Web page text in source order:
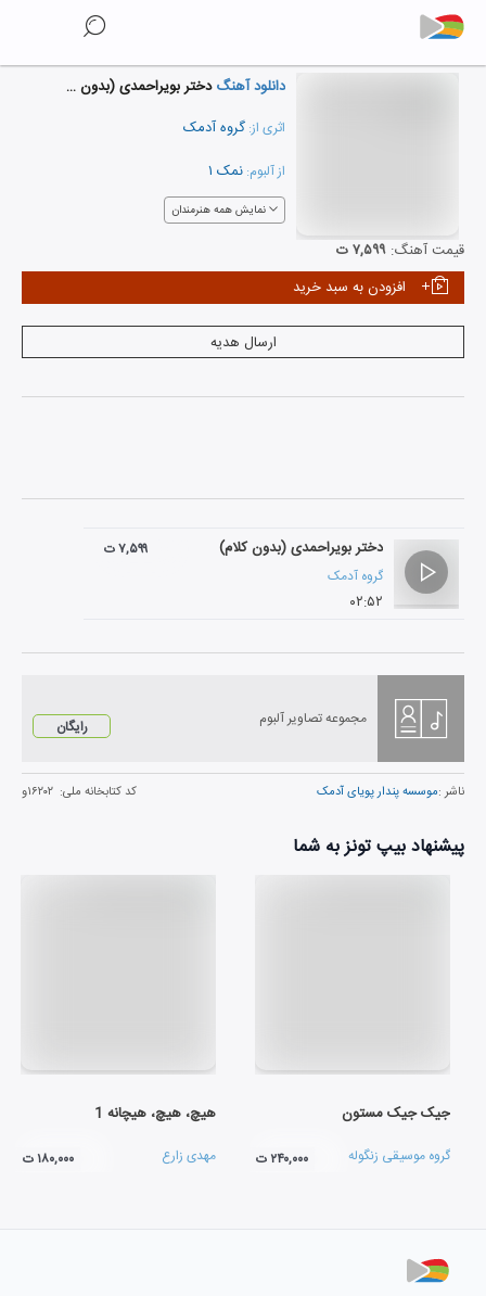
دانلود آهنگدختر بویراحمدی (بدون کلام)
اثری از: گروه آدمک
از آلبوم: نمک ۱
نمایش همه هنرمندان
قیمت آهنگ: ۷,۵۹۹ ت
افزودن به سبد خرید
ارسال هدیه
دختر بویراحمدی (بدون کلام)
گروه آدمک
۰۲:۵۲
۷,۵۹۹ ت
مجموعه تصاویر آلبوم رایگان
ناشر :موسسه پندار پویای آدمک کد کتابخانه ملی: ۱۶۲۰۲و
پیشنهاد بیپ تونز به شما
جیک جیک مستون
گروه موسیقی زنگوله ۲۴۰,۰۰۰ ت
هیچ، هیچ، هیچانه 1
مهدی زارع ۱۸۰,۰۰۰ ت